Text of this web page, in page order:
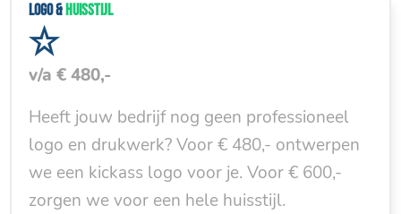
Logo &huisstijl
v/a € 480,-
Heeft jouw bedrijf nog geen professioneel
logo en drukwerk? Voor € 480,- ontwerpen
we een kickass logo voor je. Voor € 600,-
zorgen we voor een hele huisstijl.